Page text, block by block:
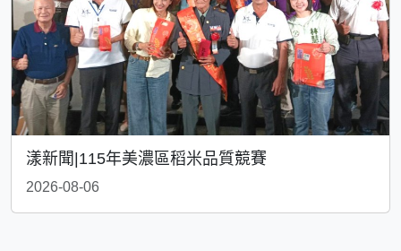
漾新聞|115年美濃區稻米品質競賽
2026-08-06